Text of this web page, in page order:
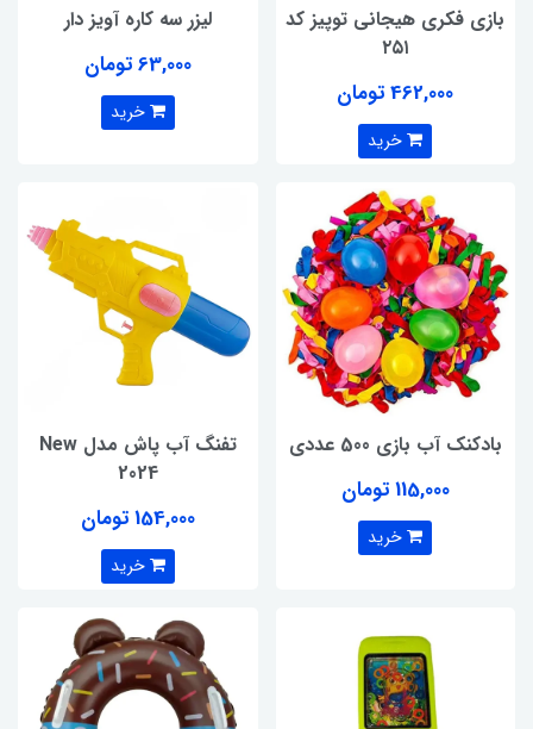
بازی فکری هیجانی توپیز کد
۲۵۱
462,000 تومان
خرید
لیزر سه کاره آویز دار
63,000 تومان
خرید
بادکنک آب بازی 500 عددی
115,000 تومان
خرید
تفنگ آب پاش مدل New
2024
154,000 تومان
خرید